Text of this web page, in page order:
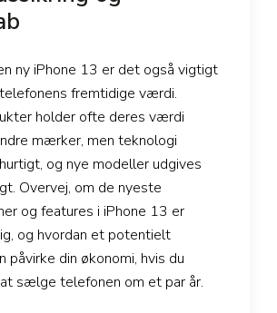
ny iPhone 13 er det også vigtigt
fremtidige værdi.
holder ofte deres værdi
mærker, men teknologi
og nye modeller udgives
Overvej, om de nyeste
og features i iPhone 13 er
og hvordan et potentielt
påvirke din økonomi, hvis du
sælge telefonen om et par år.